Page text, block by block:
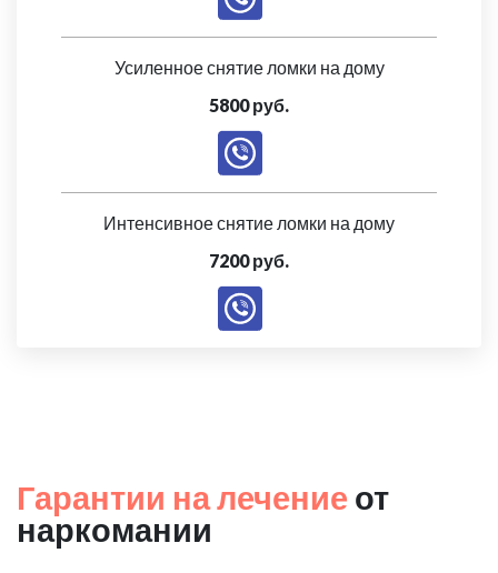
Усиленное снятие ломки на дому
5800 руб.
Интенсивное снятие ломки на дому
7200 руб.
Гарантии на лечение от
наркомании